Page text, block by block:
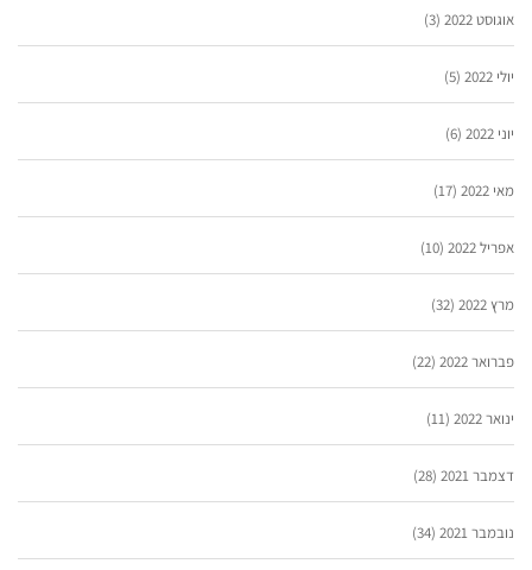
אוגוסט 2022 (3)
יולי 2022 (5)
יוני 2022 (6)
מאי 2022 (17)
אפריל 2022 (10)
מרץ 2022 (32)
פברואר 2022 (22)
ינואר 2022 (11)
דצמבר 2021 (28)
נובמבר 2021 (34)